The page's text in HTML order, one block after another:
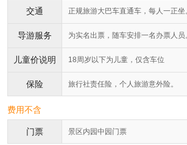
交通 正规旅游大巴车直通车，每人一正坐
导游服务 为实名出票，随车安排一名办票人员
儿童价说明 18周岁以下为儿童，仅含车位
保险 旅行社责任险，个人旅游意外险。
费用不含
门票 景区内园中园门票